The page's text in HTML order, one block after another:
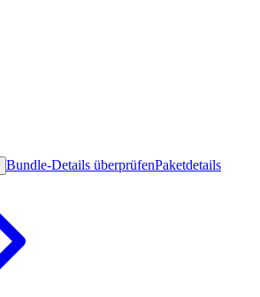
Bundle-Details überprüfenPaketdetails